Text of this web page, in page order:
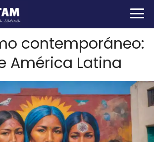
contemporáneo:
América Latina